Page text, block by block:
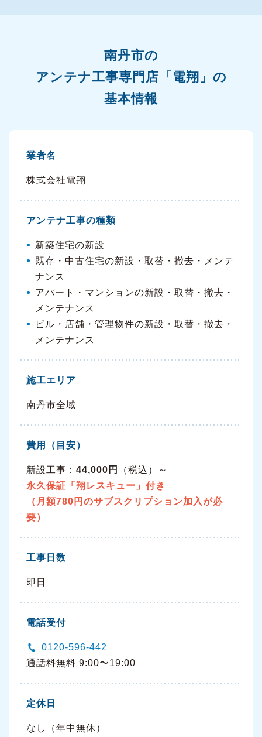
南丹市の
アンテナ工事専門店「電翔」の
基本情報
業者名
株式会社電翔
アンテナ工事の種類
新築住宅の新設
既存・中古住宅の新設・取替・撤去・メンテ
ナンス
アパート・マンションの新設・取替・撤去・
メンテナンス
ビル・店舗・管理物件の新設・取替・撤去・
メンテナンス
施工エリア
南丹市全域
費用（目安）
新設工事： 44,000円
（税込）～
永久保証「翔レスキュー」付き
（月額780円のサブスクリプション加入が必
要）
工事日数
即日
電話受付
0120-596-442
通話料無料 9:00〜19:00
定休日
なし（年中無休）